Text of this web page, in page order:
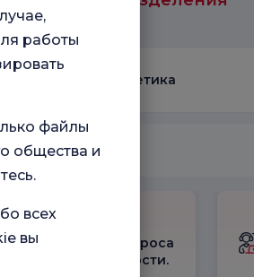
в
Медицинская эстетика
результатами опроса
удовлетворенности.
работы
файлы
общества и
всех
вы